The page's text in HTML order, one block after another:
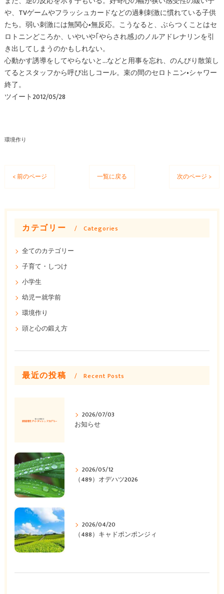
や、TVゲームやフラッシュカードなどの過剰刺激に慣れている子供
たち。弱い刺激には無関心•無反応。こうなると、ぶらつくことはセ
ロトニンどころか、いやいや｢やらされ感｣のノルアドレナリンを引
き出してしまうのかもしれない。
心動かす誘導をしてやらないと…などと用事を忘れ、のんびり散策し
てるとスタッフから呼び出しコール。束の間のセロトニン•シャワー
終了。
ツイート2012/05/28
環境作り
< 前のページ 一覧に戻る 次のページ >
カテゴリー Categories
全てのカテゴリー
子育て・しつけ
小学生
幼児ー就学前
環境作り
頭と心の鍛え方
最近の投稿 Recent Posts
2026/07/03
お知らせ
2026/05/12
（489）オデハツ2026
2026/04/20
（488）キャドポンポンジィ